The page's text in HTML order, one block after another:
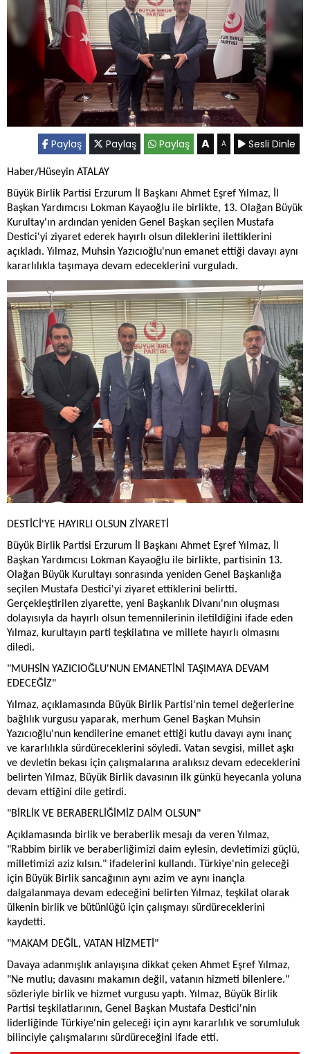
Paylaş Paylaş Paylaş A A Sesli Dinle
Haber/Hüseyin ATALAY
Büyük Birlik Partisi Erzurum İl Başkanı Ahmet Eşref Yılmaz, İl
Başkan Yardımcısı Lokman Kayaoğlu ile birlikte, 13. Olağan Büyük
Kurultay'ın ardından yeniden Genel Başkan seçilen Mustafa
Destici'yi ziyaret ederek hayırlı olsun dileklerini ilettiklerini
açıkladı. Yılmaz, Muhsin Yazıcıoğlu'nun emanet ettiği davayı aynı
kararlılıkla taşımaya devam edeceklerini vurguladı.
DESTİCİ'YE HAYIRLI OLSUN ZİYARETİ
Büyük Birlik Partisi Erzurum İl Başkanı Ahmet Eşref Yılmaz, İl
Başkan Yardımcısı Lokman Kayaoğlu ile birlikte, partisinin 13.
Olağan Büyük Kurultayı sonrasında yeniden Genel Başkanlığa
seçilen Mustafa Destici'yi ziyaret ettiklerini belirtti.
Gerçekleştirilen ziyarette, yeni Başkanlık Divanı'nın oluşması
dolayısıyla da hayırlı olsun temennilerinin iletildiğini ifade eden
Yılmaz, kurultayın parti teşkilatına ve millete hayırlı olmasını
diledi.
"MUHSİN YAZICIOĞLU'NUN EMANETİNİ TAŞIMAYA DEVAM
EDECEĞİZ"
Yılmaz, açıklamasında Büyük Birlik Partisi'nin temel değerlerine
bağlılık vurgusu yaparak, merhum Genel Başkan Muhsin
Yazıcıoğlu'nun kendilerine emanet ettiği kutlu davayı aynı inanç
ve kararlılıkla sürdüreceklerini söyledi. Vatan sevgisi, millet aşkı
ve devletin bekası için çalışmalarına aralıksız devam edeceklerini
belirten Yılmaz, Büyük Birlik davasının ilk günkü heyecanla yoluna
devam ettiğini dile getirdi.
"BİRLİK VE BERABERLİĞİMİZ DAİM OLSUN"
Açıklamasında birlik ve beraberlik mesajı da veren Yılmaz,
"Rabbim birlik ve beraberliğimizi daim eylesin, devletimizi güçlü,
milletimizi aziz kılsın." ifadelerini kullandı. Türkiye'nin geleceği
için Büyük Birlik sancağının aynı azim ve aynı inançla
dalgalanmaya devam edeceğini belirten Yılmaz, teşkilat olarak
ülkenin birlik ve bütünlüğü için çalışmayı sürdüreceklerini
kaydetti.
"MAKAM DEĞİL, VATAN HİZMETİ"
Davaya adanmışlık anlayışına dikkat çeken Ahmet Eşref Yılmaz,
"Ne mutlu; davasını makamın değil, vatanın hizmeti bilenlere."
sözleriyle birlik ve hizmet vurgusu yaptı. Yılmaz, Büyük Birlik
Partisi teşkilatlarının, Genel Başkan Mustafa Destici'nin
liderliğinde Türkiye'nin geleceği için aynı kararlılık ve sorumluluk
bilinciyle çalışmalarını sürdüreceğini ifade etti.